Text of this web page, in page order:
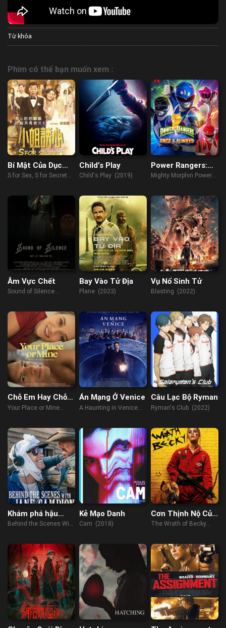
Từ khóa
Phim có thể bạn muốn xem :
Bí Mật Của Dục
Vọng
S for Sex, S for Secrets
Child’s Play
Child's Play (2019)
Power Rangers:
Một lần và mãi mãi
Mighty Morphin Power
Always (2023)
Âm Vực Chết
Sound of Silence
Bay Vào Tử Địa
Plane (2023)
Vụ Nổ Sinh Tử
Blasting (2022)
Chỗ Em Hay Chỗ
Anh?
Your Place or Mine
Án Mạng Ở Venice
A Haunting in Venice
Câu Lạc Bộ Ryman
Ryman's Club (2022)
Khám phá hậu
trường cùng Jane
Behind the Scenes With
Kẻ Mạo Danh
Cam (2018)
Cơn Thịnh Nộ Của
Becky
The Wrath of Becky